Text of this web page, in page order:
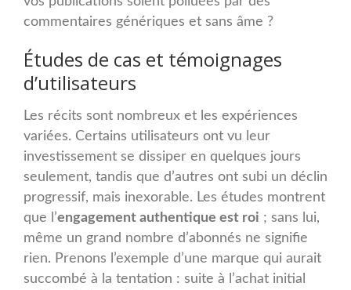
commentaires génériques et sans âme ?
Études de cas et témoignages
d’utilisateurs
Les récits sont nombreux et les expériences
variées. Certains utilisateurs ont vu leur
investissement se dissiper en quelques jours
seulement, tandis que d’autres ont subi un déclin
progressif, mais inexorable. Les études montrent
que l’engagement authentique est roi ; sans lui,
même un grand nombre d’abonnés ne signifie
rien. Prenons l’exemple d’une marque qui aurait
succombé à la tentation : suite à l’achat initial